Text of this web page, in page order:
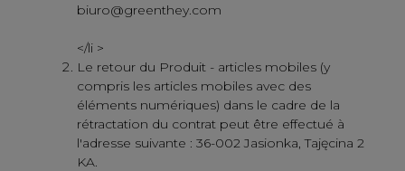
biuro@greenthey.com
</li >
Le retour du Produit - articles mobiles (y
compris les articles mobiles avec des
éléments numériques) dans le cadre de la
rétractation du contrat peut être effectué à
l'adresse suivante : 36-002 Jasionka, Tajęcina 2
KA.